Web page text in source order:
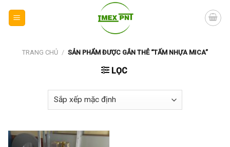
TRANG CHỦ / SẢN PHẨM ĐƯỢC GẮN THẺ “TẤM NHỰA MICA”
LỌC